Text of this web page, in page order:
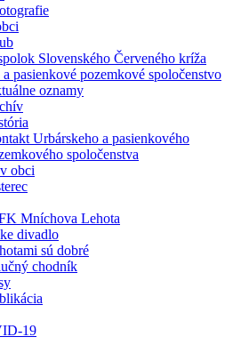
Slovenského Červeného kríža
pasienkové pozemkové spoločenstvo
oznamy
Urbárskeho a pasienkového
spoločenstva
obci
Mníchova Lehota
divadlo
sú dobré
chodník
19